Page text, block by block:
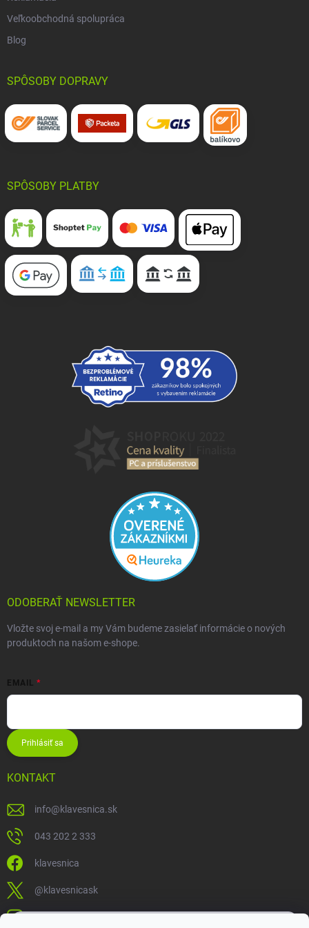
Veľkoobchodná spolupráca
Blog
SPÔSOBY DOPRAVY
SPÔSOBY PLATBY
ODOBERAŤ NEWSLETTER
Vložte svoj e-mail a my Vám budeme zasielať informácie o nových
produktoch na našom e-shope.
EMAIL
Prihlásiť sa
KONTAKT
info@klavesnica.sk
043 202 2 333
klavesnica
@klavesnicask
klavesnica_sk